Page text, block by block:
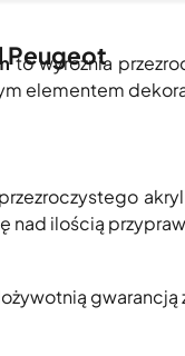
Peugeot
to wyróżnia
elementem
nad ilością